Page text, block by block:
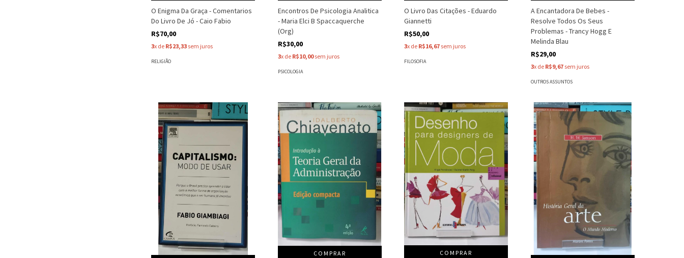
O Enigma Da Graça - Comentarios
Do Livro De Jó - Caio Fabio
R$70,00
3x de R$23,33 sem juros
RELIGIÃO
Encontros De Psicologia Analitica
- Maria Elci B Spaccaquerche
(Org)
R$30,00
3x de R$10,00sem juros
PSICOLOGIA
O Livro Das Citações - Eduardo
Giannetti
R$50,00
3x de R$16,67 sem juros
FILOSOFIA
A Encantadora De Bebes -
Resolve Todos Os Seus
Problemas - Trancy Hogg E
Melinda Blau
R$29,00
3x de R$9,67 sem juros
OUTROS ASSUNTOS
COMPRAR COMPRAR